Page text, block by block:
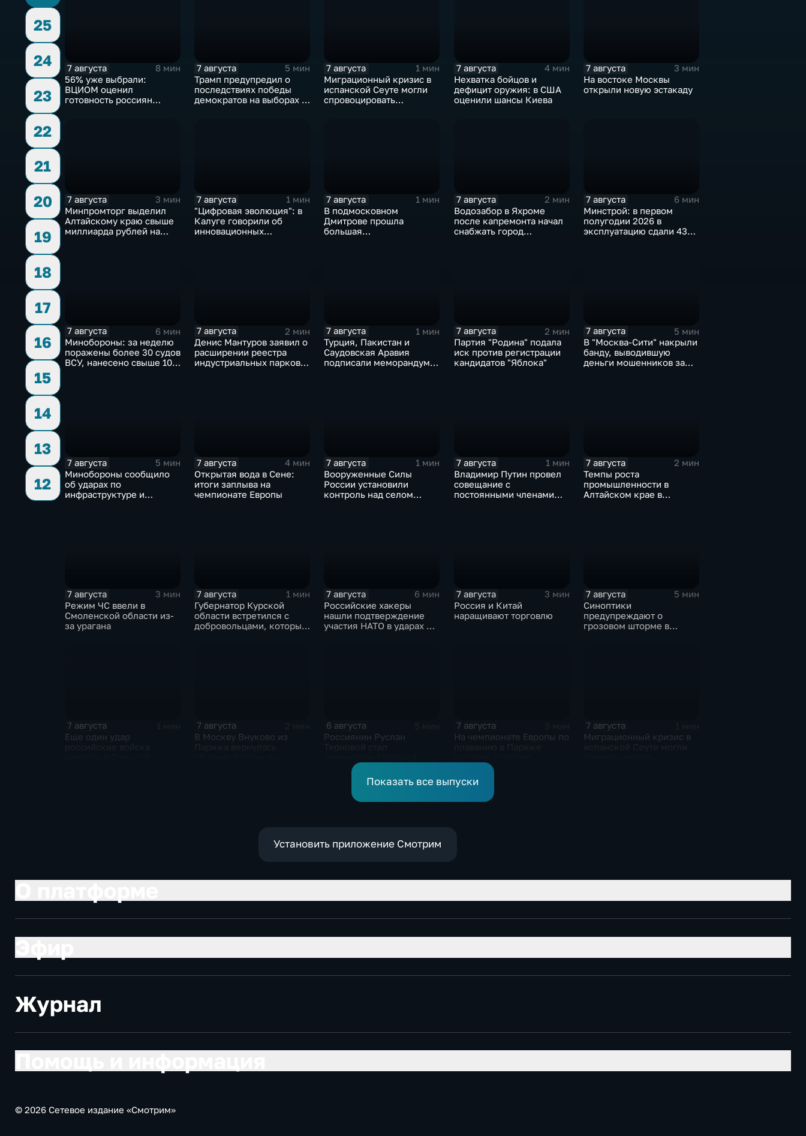
25
24
23
22
21
20
19
18
17
16
15
14
13
12
7 августа
8 мин
56% уже выбрали:
ВЦИОМ оценил
готовность россиян
7 августа
5 мин
Трамп предупредил о
последствиях победы
демократов на выборах в
7 августа
1 мин
Миграционный кризис в
испанской Сеуте могли
спровоцировать
7 августа
4 мин
Нехватка бойцов и
дефицит оружия: в США
оценили шансы Киева
7 августа
3 мин
На востоке Москвы
открыли новую эстакаду
7 августа
3 мин
Минпромторг выделил
Алтайскому краю свыше
миллиарда рублей на
7 августа
1 мин
"Цифровая эволюция": в
Калуге говорили об
инновационных
7 августа
1 мин
В подмосковном
Дмитрове прошла
большая
7 августа
2 мин
Водозабор в Яхроме
после капремонта начал
снабжать город
7 августа
6 мин
Минстрой: в первом
полугодии 2026 в
эксплуатацию сдали 43
7 августа
6 мин
Минобороны: за неделю
поражены более 30 судов
ВСУ, нанесено свыше 10
7 августа
2 мин
Денис Мантуров заявил о
расширении реестра
индустриальных парков в
7 августа
1 мин
Турция, Пакистан и
Саудовская Аравия
подписали меморандум о
7 августа
2 мин
Партия "Родина" подала
иск против регистрации
кандидатов "Яблока"
7 августа
5 мин
В "Москва‑Сити" накрыли
банду, выводившую
деньги мошенников за
7 августа
5 мин
Минобороны сообщило
об ударах по
инфраструктуре и
7 августа
4 мин
Открытая вода в Сене:
итоги заплыва на
чемпионате Европы
7 августа
1 мин
Вооруженные Силы
России установили
контроль над селом
7 августа
1 мин
Владимир Путин провел
совещание с
постоянными членами
7 августа
2 мин
Темпы роста
промышленности в
Алтайском крае в
7 августа
3 мин
Режим ЧС ввели в
Смоленской области из-
за урагана
7 августа
1 мин
Губернатор Курской
области встретился с
добровольцами, которые
7 августа
6 мин
Российские хакеры
нашли подтверждение
участия НАТО в ударах по
7 августа
3 мин
Россия и Китай
наращивают торговлю
7 августа
5 мин
Синоптики
предупреждают о
грозовом шторме в
7 августа
Еще один удар
7 августа
В Москву Внуково из
6 августа
Россиянин Руслан
прыжках в воду с 10-ти
метровой вышки
7 августа
На чемпионате Европы по
соревнования по хай-
дайвингу
7 августа
Миграционный кризис в
Показать все выпуски
Установить приложение Смотрим
Журнал
© 2026 Сетевое издание «Смотрим»